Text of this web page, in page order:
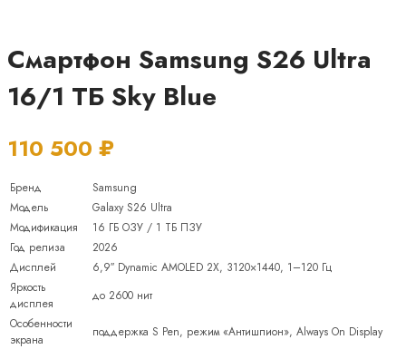
Смартфон Samsung S26 Ultra
16/1 ТБ Sky Blue
110 500 ₽
Бренд
Samsung
Модель
Galaxy S26 Ultra
Модификация
16 ГБ ОЗУ / 1 ТБ ПЗУ
Год релиза
2026
Дисплей
6,9″ Dynamic AMOLED 2X, 3120×1440, 1–120 Гц
Яркость
дисплея
до 2600 нит
Особенности
экрана
поддержка S Pen, режим «Антишпион», Always On Display